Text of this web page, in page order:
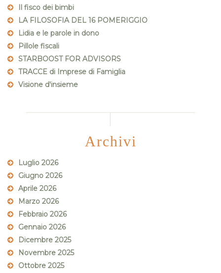
Il fisco dei bimbi
LA FILOSOFIA DEL 16 POMERIGGIO
Lidia e le parole in dono
Pillole fiscali
STARBOOST FOR ADVISORS
TRACCE di Imprese di Famiglia
Visione d'insieme
Archivi
Luglio 2026
Giugno 2026
Aprile 2026
Marzo 2026
Febbraio 2026
Gennaio 2026
Dicembre 2025
Novembre 2025
Ottobre 2025